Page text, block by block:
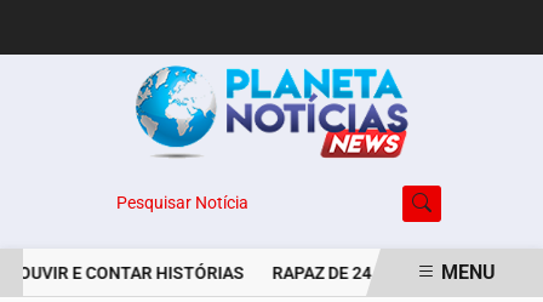
Pesquisar Notícia
E CONTAR HISTÓRIAS RAPAZ DE 24 ANOS É MENU